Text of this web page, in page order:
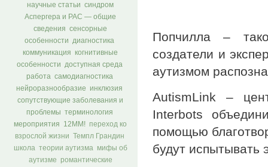
научные статьи синдром
Аспергера и РАС — общие
сведения сенсорные
особенности диагностика
коммуникация когнитивные
особенности доступная среда
работа самодиагностика
нейроразнообразие инклюзия
сопутствующие заболевания и
проблемы терминология
мероприятия 12ММ! переход ко
взрослой жизни
Темпл Грандин
школа теории аутизма
мифы об
аутизме
романтические
Попчилла –
создатели и
аутизмом
AutismLink –
Interbots
помощью
будут испытывать